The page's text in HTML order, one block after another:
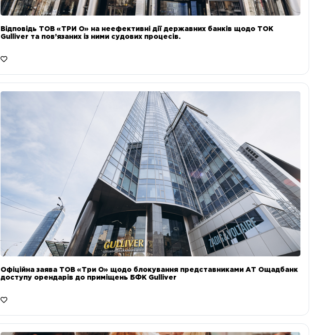
Відповідь ТОВ «ТРИ О» на неефективні дії державних банків щодо ТОК
Gulliver та пов’язаних із ними судових процесів.
Офіційна заява ТОВ «Три О» щодо блокування представниками АТ Ощадбанк
доступу орендарів до приміщень БФК Gulliver